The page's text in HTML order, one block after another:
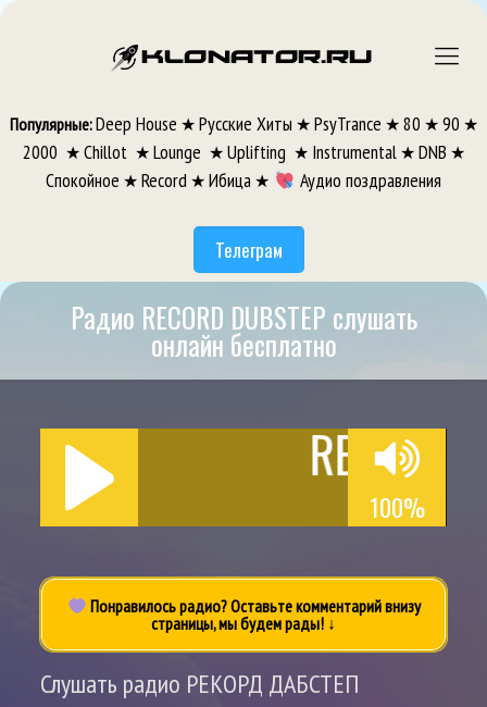
Популярные:Deep House ★ Русские Хиты ★ PsyTrance ★ 80 ★ 90 ★
2000 ★ Chillot ★ Lounge ★ Uplifting ★ Instrumental★ DNB ★
Спокойное ★Record ★Ибица ★ Аудио поздравления
Телеграм
Радио RECORD DUBSTEP слушать
онлайн бесплатно
RECORD
100%
Понравилось радио? Оставьте комментарий внизу
страницы, мы будем рады! ↓
Слушать радио РЕКОРД ДАБСТЕП